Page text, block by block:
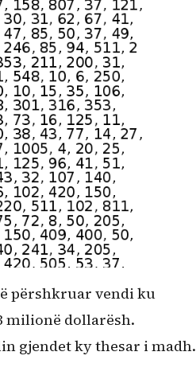
përshkruar vendi ku
milionë dollarësh.
gjendet ky thesar i madh.